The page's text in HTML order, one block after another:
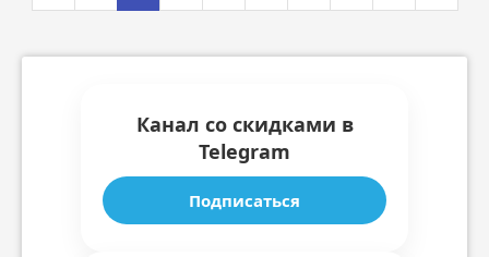
Канал со скидками в
Telegram
Подписаться